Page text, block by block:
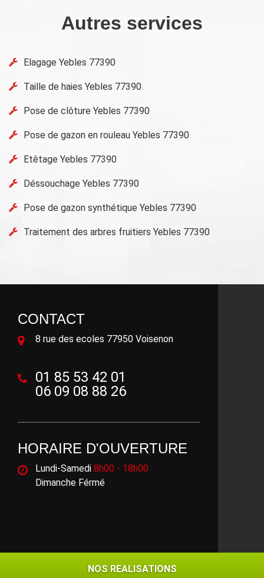
NOS REALISATIONS
NOS REALISATIONS
Autres services
Elagage Yebles 77390
Taille de haies Yebles 77390
Pose de clôture Yebles 77390
Pose de gazon en rouleau Yebles 77390
Etêtage Yebles 77390
Déssouchage Yebles 77390
Pose de gazon synthétique Yebles 77390
Traitement des arbres fruitiers Yebles 77390
CONTACT
8 rue des ecoles 77950 Voisenon
01 85 53 42 01
06 09 08 88 26
HORAIRE D'OUVERTURE
Lundi-Samedi 8h00 - 18h00
Dimanche Férmé
©2018 - 2026 Tout droit réservé -Mentions légales